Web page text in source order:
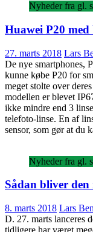
Nyheder fra gl.
Huawei P20 med
27. marts 2018 Lars
De nye smartphones,
kunne købe P20 for
meget stolte over
modellen er blevet
ikke mindre end 3
telefoto-linse. En af
sensor, som gør at du
Nyheder fra gl.
Sådan bliver
8. marts 2018 Lars
D. 27. marts lanceres
tidligere har været